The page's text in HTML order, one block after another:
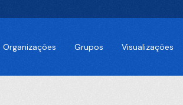
Organizações Grupos Visualizações